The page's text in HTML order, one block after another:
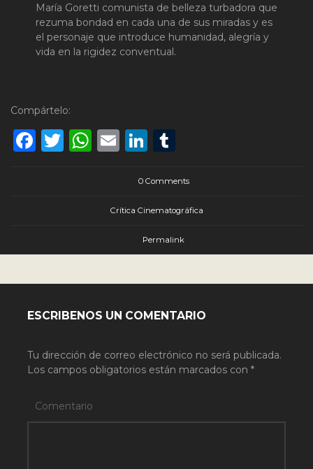
María Goretti comunista de belleza turbadora que
rezuma bondad en cada una de sus miradas y es
el personaje que introduce humanidad, alegría y
vida en la rigidez conventual.
Compártelo:
Facebook
Twitter
WhatsApp
EmailLinkedIn
0 Comments
Crítica Cinematográfica
Permalink
ESCRIBENOS UN COMENTARIO
Tu dirección de correo electrónico no será publicada.
Los campos obligatorios están marcados con *
Comentario